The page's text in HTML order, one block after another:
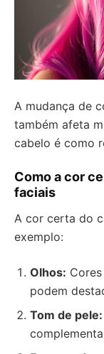
A mudança de
também afeta
cabelo é como
Como a cor
faciais
A cor certa do
exemplo:
Olhos:
podem
Tom de pele: